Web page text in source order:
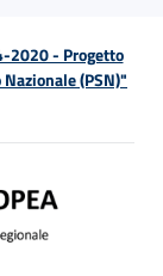
2020 - Progetto
(PSN)"